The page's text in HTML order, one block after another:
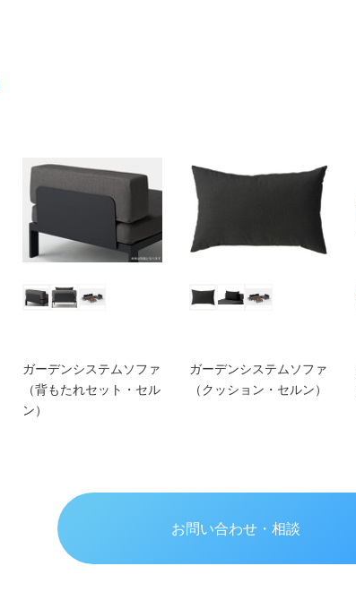
ガーデンシステムソファ
（背もたれセット・セル
ン）
ガーデンシステムソファ
（クッション・セルン）
お問い合わせ・相談